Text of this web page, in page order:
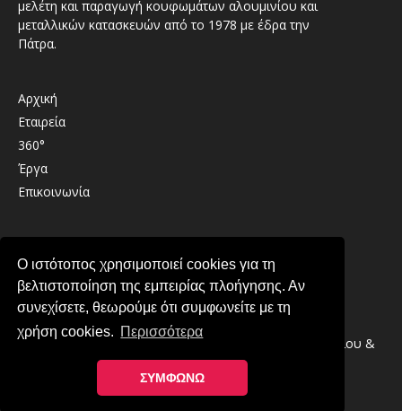
Ο ιστότοπος χρησιμοποιεί cookies για τη
βελτιστοποίηση της εμπειρίας πλοήγησης. Αν
συνεχίσετε, θεωρούμε ότι συμφωνείτε με τη
χρήση cookies. Περισσότερα
ΣΥΜΦΩΝΩ
μελέτη και παραγωγή κουφωμάτων αλουμινίου και
μεταλλικών κατασκευών από το 1978 με έδρα την
Πάτρα.
Αρχική
Εταιρεία
360°
Έργα
Επικοινωνία
2610 439489
info@lirintzis.gr
Copyright © 2026 · Λυριντζής Ο.Ε. Συστήματα Αλουμινίου &
Μεταλλικές Κατασκευές στην Πάτρα
Πολιτική Απορρήτου
Κατασκευή ιστοσελίδας YES Internet